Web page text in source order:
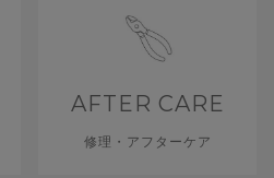
AFTER CARE
修理・アフターケア